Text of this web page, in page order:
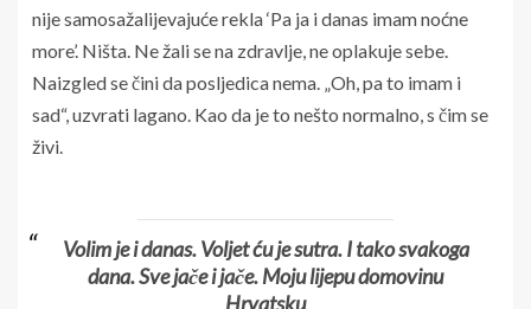
nije samosažalijevajuće rekla ‘Pa ja i danas imam noćne
more’. Ništa. Ne žali se na zdravlje, ne oplakuje sebe.
Naizgled se čini da posljedica nema. „Oh, pa to imam i
sad“, uzvrati lagano. Kao da je to nešto normalno, s čim se
živi.
Volim je i danas. Voljet ću je sutra. I tako svakoga
dana. Sve jače i jače. Moju lijepu domovinu
Hrvatsku